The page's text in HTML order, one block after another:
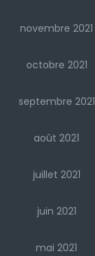
novembre 2021
octobre 2021
septembre 2021
août 2021
juillet 2021
juin 2021
mai 2021